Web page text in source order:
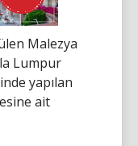
Malezya
Lumpur
yapılan
ait